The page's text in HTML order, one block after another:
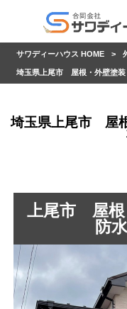
サワディーハウス HOME >
埼玉県上尾市 屋根・外壁塗
埼玉県上尾市 屋
上尾市 屋根
防